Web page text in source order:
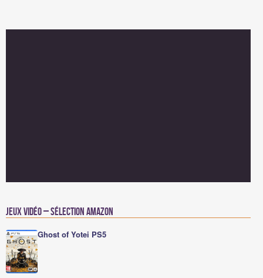
Jeux vidéo – Sélection Amazon
Ghost of Yotei PS5